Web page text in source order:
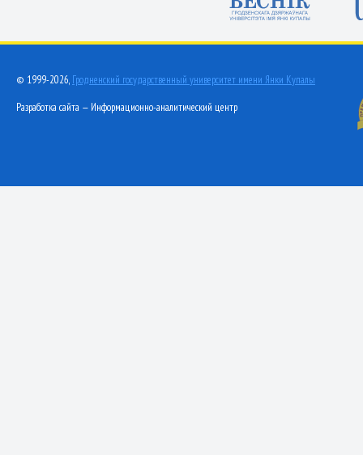
© 1999-2026, Гродненский государственный университет имени Янки Купалы
Разработка сайта — Информационно-аналитический центр